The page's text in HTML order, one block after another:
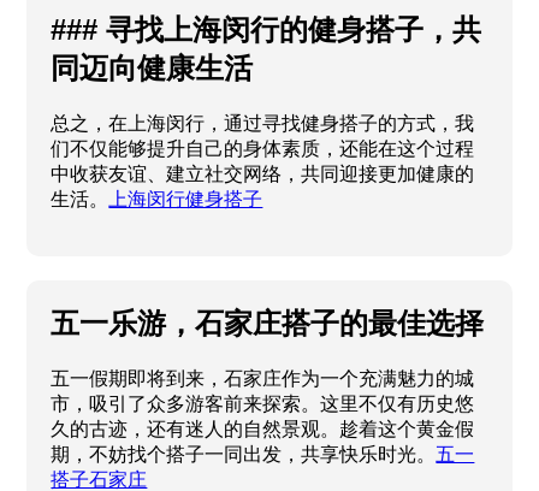
### 寻找上海闵行的健身搭子，共
同迈向健康生活
总之，在上海闵行，通过寻找健身搭子的方式，我
们不仅能够提升自己的身体素质，还能在这个过程
中收获友谊、建立社交网络，共同迎接更加健康的
生活。
上海闵行健身搭子
五一乐游，石家庄搭子的最佳选择
五一假期即将到来，石家庄作为一个充满魅力的城
市，吸引了众多游客前来探索。这里不仅有历史悠
久的古迹，还有迷人的自然景观。趁着这个黄金假
期，不妨找个搭子一同出发，共享快乐时光。 五一
搭子石家庄